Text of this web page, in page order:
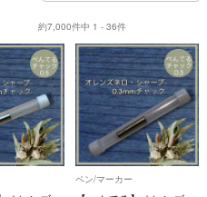
約7,000件中 1 - 36件
ペン/マーカー